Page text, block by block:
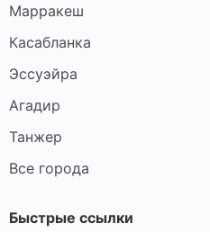
Марракеш
Касабланка
Эссуэйра
Агадир
Танжер
Все города
Быстрые ссылки